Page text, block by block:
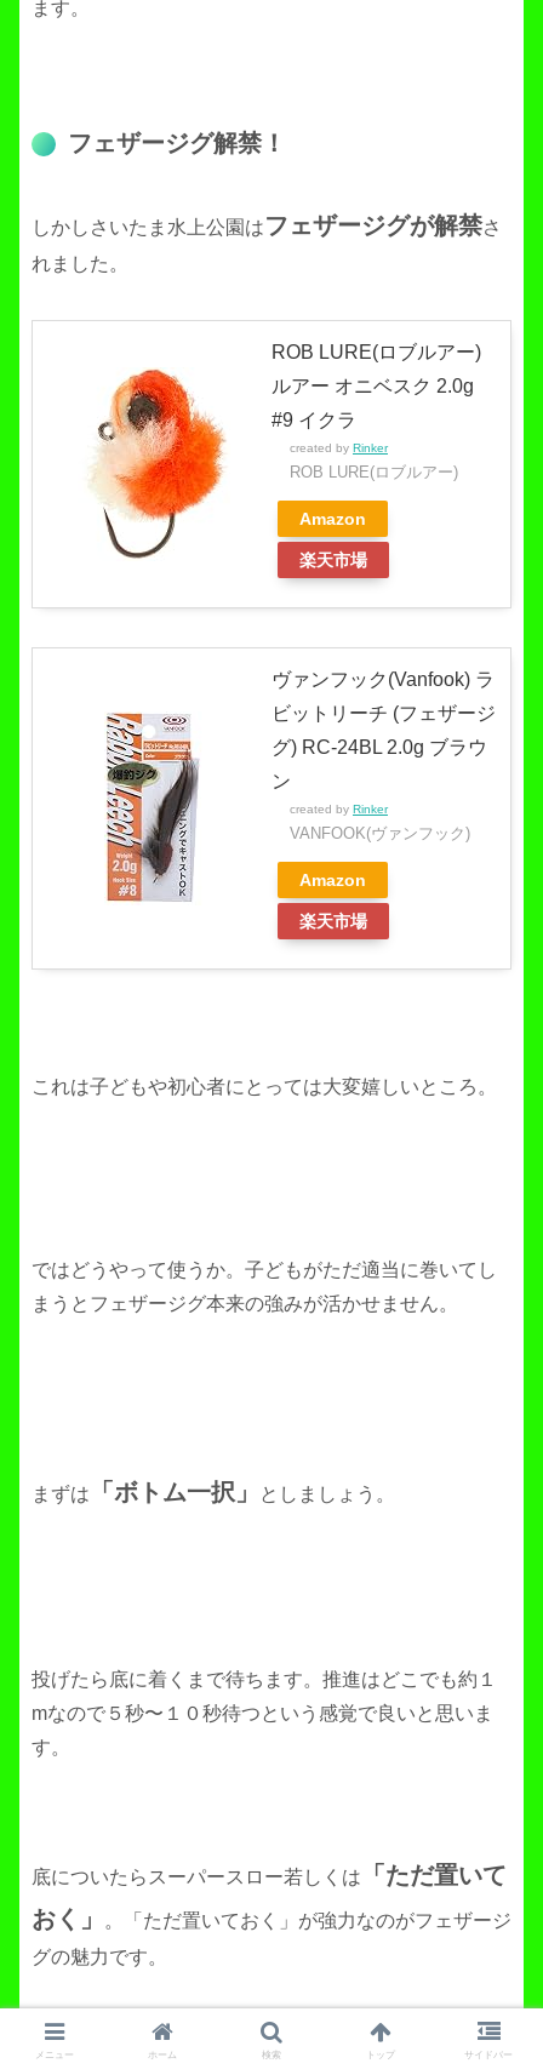
ます。
フェザージグ解禁！
しかしさいたま水上公園はフェザージグが解禁さ
れました。
ROB LURE(ロブルアー)
ルアー オニベスク 2.0g
#9 イクラ
created by Rinker
ROB LURE(ロブルアー)
Amazon
楽天市場
ヴァンフック(Vanfook) ラ
ビットリーチ (フェザージ
グ) RC-24BL 2.0g ブラウ
ン
created by Rinker
VANFOOK(ヴァンフック)
Amazon
楽天市場
これは子どもや初心者にとっては大変嬉しいところ。
ではどうやって使うか。子どもがただ適当に巻いてし
まうとフェザージグ本来の強みが活かせません。
まずは 「ボトム一択」 としましょう。
投げたら底に着くまで待ちます。推進はどこでも約１
mなので５秒〜１０秒待つという感覚で良いと思いま
す。
底についたらスーパースロー若しくは
「ただ置いて
おく」
。「ただ置いておく」が強力なのがフェザージ
グの魅力です。
メニュー ホーム 検索 トップ サイドバー